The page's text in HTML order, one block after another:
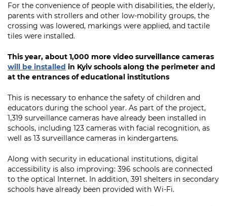
For the convenience of people with disabilities, the elderly,
parents with strollers and other low-mobility groups, the
crossing was lowered, markings were applied, and tactile
tiles were installed.
This year, about 1,000 more video surveillance cameras
will be installed in Kyiv schools along the perimeter and
at the entrances of educational institutions
This is necessary to enhance the safety of children and
educators during the school year. As part of the project,
1,319 surveillance cameras have already been installed in
schools, including 123 cameras with facial recognition, as
well as 13 surveillance cameras in kindergartens.
Along with security in educational institutions, digital
accessibility is also improving: 396 schools are connected
to the optical Internet. In addition, 391 shelters in secondary
schools have already been provided with Wi-Fi.